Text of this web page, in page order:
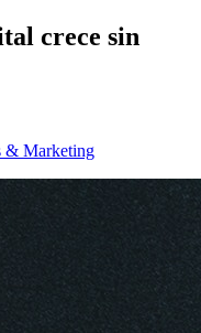
crece sin
& Marketing